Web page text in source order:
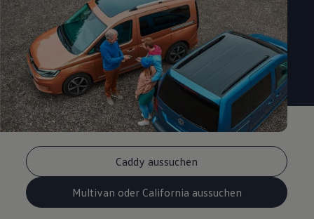
Caddy aussuchen
Multivan oder California aussuchen